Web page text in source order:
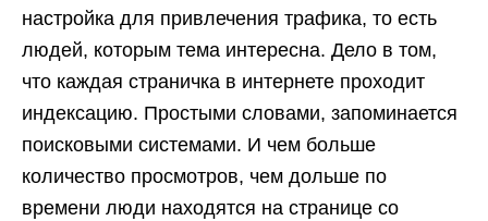
настройка для привлечения трафика, то есть
людей, которым тема интересна. Дело в том,
что каждая страничка в интернете проходит
индексацию. Простыми словами, запоминается
поисковыми системами. И чем больше
количество просмотров, чем дольше по
времени люди находятся на странице со